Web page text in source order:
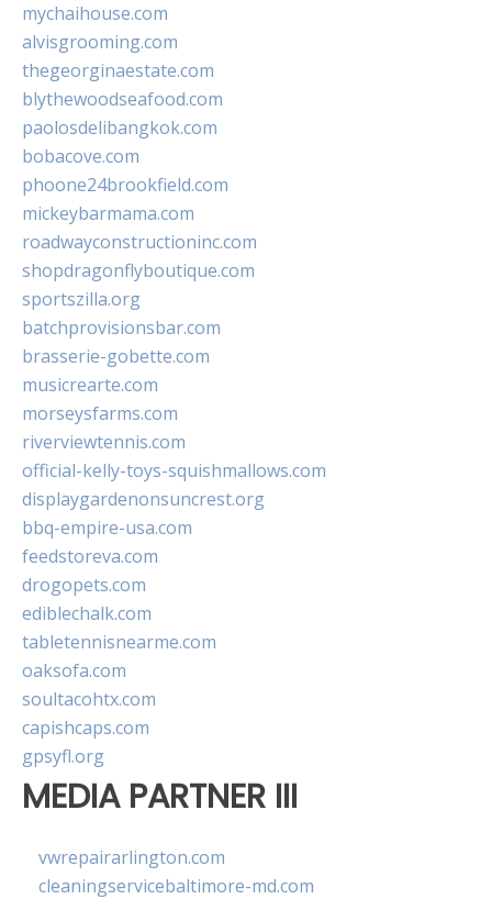
mychaihouse.com
alvisgrooming.com
thegeorginaestate.com
blythewoodseafood.com
paolosdelibangkok.com
bobacove.com
phoone24brookfield.com
mickeybarmama.com
roadwayconstructioninc.com
shopdragonflyboutique.com
sportszilla.org
batchprovisionsbar.com
brasserie-gobette.com
musicrearte.com
morseysfarms.com
riverviewtennis.com
official-kelly-toys-squishmallows.com
displaygardenonsuncrest.org
bbq-empire-usa.com
feedstoreva.com
drogopets.com
ediblechalk.com
tabletennisnearme.com
oaksofa.com
soultacohtx.com
capishcaps.com
gpsyfl.org
MEDIA PARTNER III
vwrepairarlington.com
cleaningservicebaltimore-md.com